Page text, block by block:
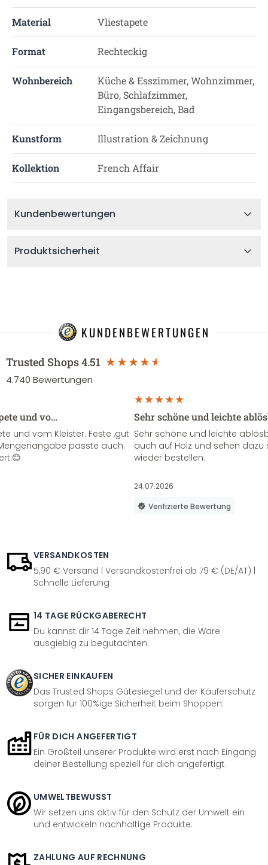
Material Vliestapete
Format Rechteckig
Wohnbereich
Küche & Esszimmer, Wohnzimmer,
Büro, Schlafzimmer,
Eingangsbereich, Bad
Kunstform Illustration & Zeichnung
Kollektion French Affair
Kundenbewertungen
Produktsicherheit
KUNDENBEWERTUNGEN
Trusted Shops4.51
4.740 Bewertungen
und vo…
und vom Kleister. Feste ,gut
passte auch.
Sehr schöne und leichte
Sehr schöne und leichte
auch auf Holz und sehen
wieder bestellen.
24.07.2026
Verifizierte Bewertung
VERSANDKOSTEN
5,90 € Versand | Versandkostenfrei ab 79 € (DE/AT) |
Schnelle Lieferung
14 TAGE RÜCKGABERECHT
Du kannst dir 14 Tage Zeit nehmen, die Ware
ausgiebig zu begutachten.
SICHER EINKAUFEN
Das Trusted Shops Gütesiegel und der Käuferschutz
sorgen für 100%ige Sicherheit beim Shoppen.
FÜR DICH ANGEFERTIGT
Ein Großteil unserer Produkte wird erst nach Eingang
deiner Bestellung speziell für dich angefertigt.
UMWELTBEWUSST
Wir setzen uns aktiv für den Schutz der Umwelt ein
und entwickeln nachhaltige Produkte.
ZAHLUNG AUF RECHNUNG